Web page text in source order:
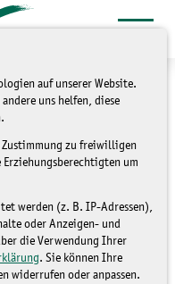
auf unserer Website.
uns helfen, diese
Zustimmung zu freiwilligen
Erziehungsberechtigten um
werden (z. B. IP-Adressen),
oder Anzeigen- und
die Verwendung Ihrer
. Sie können Ihre
widerrufen oder anpassen.